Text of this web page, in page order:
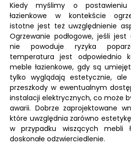
Kiedy myślimy o
łazienkowe w kontekście
istotne jest też uwzględnienie
Ogrzewanie podłogowe, jeśli
nie powoduje ryzyka
temperatura jest odpowiednio
meble łazienkowe, gdy są
tylko wyglądają estetycznie,
przeszkody w ewentualnym
instalacji elektrycznych, co może
awarii. Dobrze zaprojektowane
które uwzględnia zarówno
w przypadku wiszących mebli
doskonałe odzwierciedlenie.